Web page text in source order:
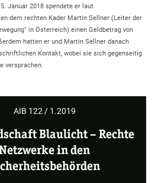
Januar 2018 spendete er laut
dem rechten Kader Martin Sellner (Leiter der
in Österreich) einen Geldbetrag von
hatten er und Martin Sellner danach
Kontakt, wobei sie sich gegenseitig
versprachen.
AIB 122 / 1.2019
Blaulicht–Rechte
in den